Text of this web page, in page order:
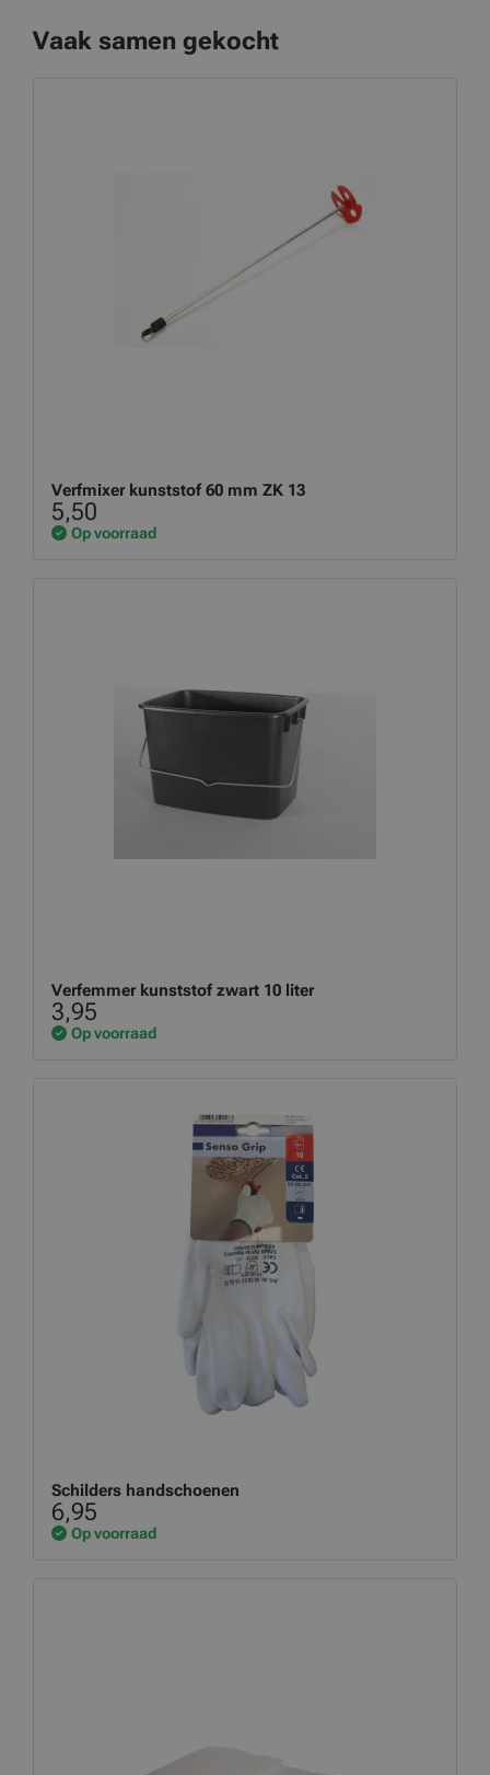
Vaak samen gekocht
Verfmixer kunststof 60 mm ZK 13
5,50
Op voorraad
Verfemmer kunststof zwart 10 liter
3,95
Op voorraad
Schilders handschoenen
6,95
Op voorraad